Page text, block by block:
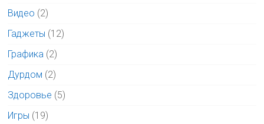
Видео (2)
Гаджеты (12)
Графика (2)
Дурдом (2)
Здоровье (5)
Игры (19)